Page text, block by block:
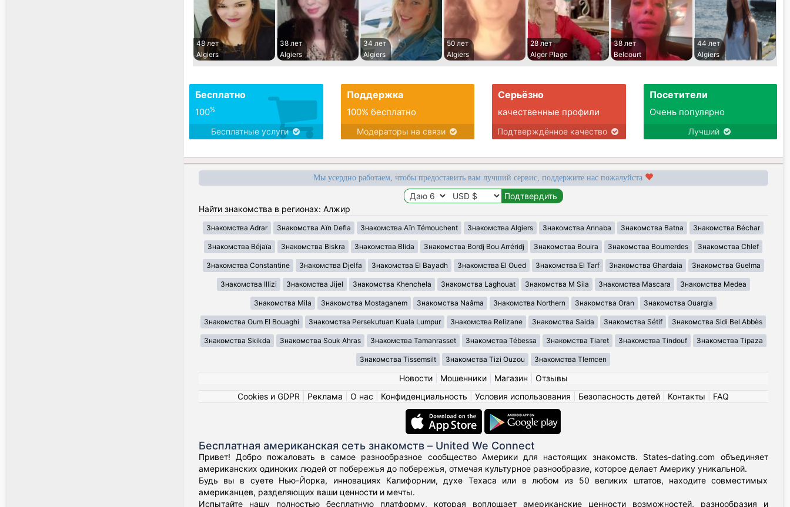
48 лет
Algiers
38 лет
Algiers
34 лет
Algiers
50 лет
Algiers
28 лет
Alger Plage
38 лет
Belcourt
44 лет
Algiers
Бесплатно
100%
Бесплатные услуги
Поддержка
100% бесплатно
Модераторы на связи
Серьёзно
качественные профили
Подтверждённое качество
Посетители
Очень популярно
Лучший
Мы усердно работаем, чтобы предоставить вам лучший сервис, поддержите нас пожалуйста
Найти знакомства в регионах: Алжир
Знакомства Adrar Знакомства Aïn Defla Знакомства Aïn Témouchent Знакомства Algiers Знакомства Annaba Знакомства Batna Знакомства Béchar
Знакомства Béjaïa Знакомства Biskra Знакомства Blida Знакомства Bordj Bou Arréridj Знакомства Bouira Знакомства Boumerdes Знакомства Chlef
Знакомства Constantine Знакомства Djelfa Знакомства El Bayadh Знакомства El Oued Знакомства El Tarf Знакомства Ghardaia Знакомства Guelma
Знакомства Illizi Знакомства Jijel Знакомства Khenchela Знакомства Laghouat Знакомства M Sila Знакомства Mascara Знакомства Medea
Знакомства Mila Знакомства Mostaganem Знакомства Naâma Знакомства Northern Знакомства Oran Знакомства Ouargla
Знакомства Oum El Bouaghi Знакомства Persekutuan Kuala Lumpur Знакомства Relizane Знакомства Saida Знакомства Sétif Знакомства Sidi Bel Abbès
Знакомства Skikda Знакомства Souk Ahras Знакомства Tamanrasset Знакомства Tébessa Знакомства Tiaret Знакомства Tindouf Знакомства Tipaza
Знакомства Tissemsilt Знакомства Tizi Ouzou Знакомства Tlemcen
Новости| Мошенники| Магазин
Отзывы
Cookies и GDPR
Реклама О нас Конфиденциальность Условия использования Безопасность детей Контакты FAQ
Бесплатная американская сеть знакомств – United We Connect
Привет! Добро пожаловать в самое разнообразное сообщество Америки для настоящих знакомств. States-dating.com объединяет
американских одиноких людей от побережья до побережья, отмечая культурное разнообразие, которое делает Америку уникальной.
Будь вы в суете Нью-Йорка, инновациях Калифорнии, духе Техаса или в любом из 50 великих штатов, находите совместимых
американцев, разделяющих ваши ценности и мечты.
Испытайте нашу полностью бесплатную платформу, которая воплощает американские ценности возможностей, разнообразия и